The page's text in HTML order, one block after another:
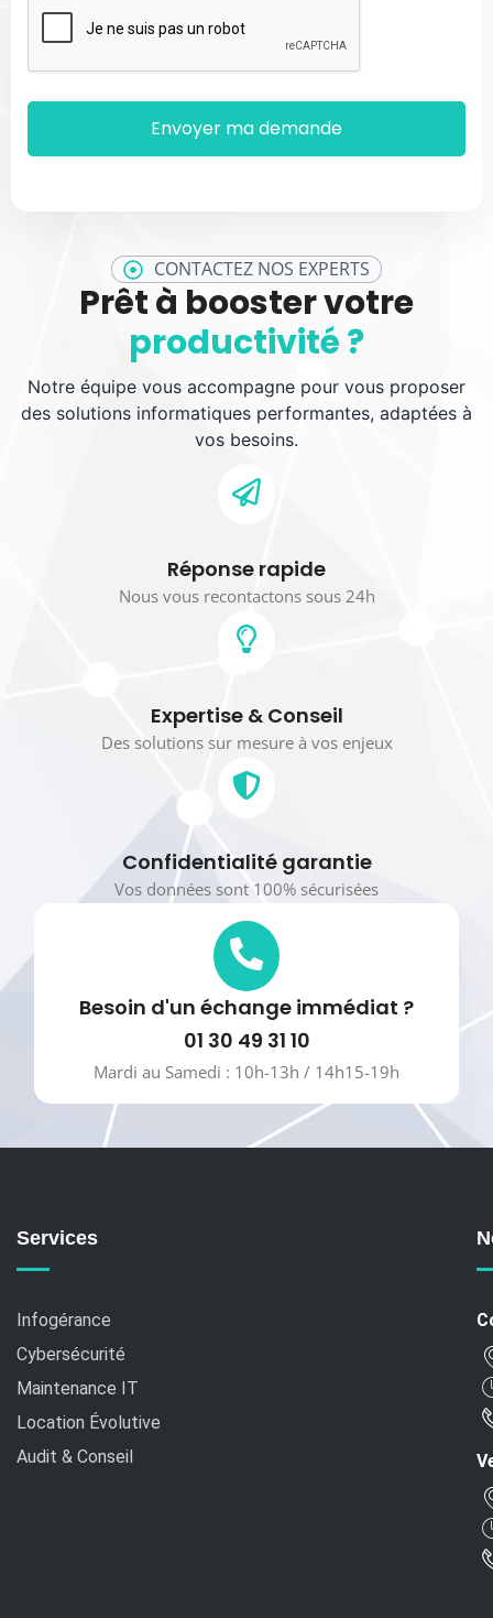
CONTACTEZ NOS EXPERTS
Prêt à booster votre
productivité ?
Notre équipe vous accompagne pour vous proposer
des solutions informatiques performantes, adaptées à
vos besoins.
Réponse rapide
Nous vous recontactons sous 24h
Expertise & Conseil
Des solutions sur mesure à vos enjeux
Confidentialité garantie
Vos données sont 100% sécurisées
Besoin d'un échange immédiat ?
01 30 49 31 10
Mardi au Samedi : 10h-13h / 14h15-19h
Services
Infogérance
Cybersécurité
Maintenance IT
Location Évolutive
Audit & Conseil